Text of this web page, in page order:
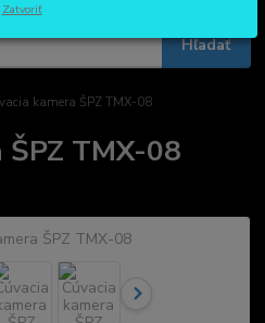
Hľadať
kamera ŠPZ TMX-08
ŠPZ TMX-08
Zatvoriť